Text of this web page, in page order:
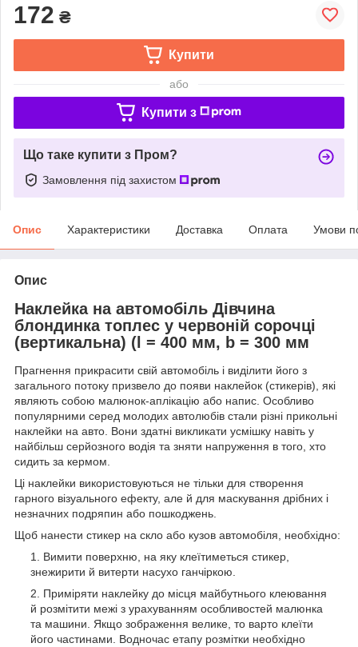
172 ₴
Купити
або
Купити з
Що таке купити з Пром?
Замовлення під захистом
Опис Характеристики Доставка Оплата Умови
Опис
Наклейка на автомобіль Дівчина
блондинка топлес у червоній сорочці
(вертикальна) (l = 400 мм, b = 300 мм
Прагнення прикрасити свій автомобіль і виділити його з
загального потоку призвело до появи наклейок (стикерів), які
являють собою малюнок-аплікацію або напис. Особливо
популярними серед молодих автолюбів стали різні прикольні
наклейки на авто. Вони здатні викликати усмішку навіть у
найбільш серйозного водія та зняти напруження в того, хто
сидить за кермом.
Ці наклейки використовуються не тільки для створення
гарного візуального ефекту, але й для маскування дрібних і
незначних подряпин або пошкоджень.
Щоб нанести стикер на скло або кузов автомобіля, необхідно:
Вимити поверхню, на яку клеїтиметься стикер,
знежирити й витерти насухо ганчіркою.
Приміряти наклейку до місця майбутнього клеювання
й розмітити межі з урахуванням особливостей малюнка
та машини. Якщо зображення велике, то варто клеїти
його частинами. Водночас етапу розмітки необхідно